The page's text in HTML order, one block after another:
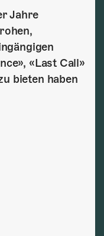
Jahre
«Last Call»
bieten haben